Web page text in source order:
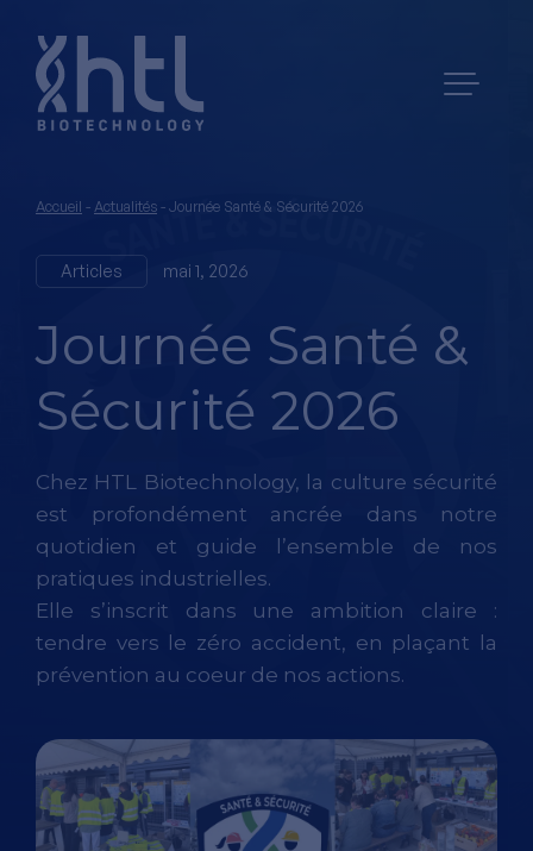
Accueil - Actualités - Journée Santé & Sécurité 2026
Articles mai 1, 2026
Journée Santé &
Sécurité 2026
Chez HTL Biotechnology, la culture sécurité
est profondément ancrée dans notre
quotidien et guide l’ensemble de nos
pratiques industrielles.
Elle s’inscrit dans une ambition claire :
tendre vers le zéro accident, en plaçant la
prévention au coeur de nos actions.